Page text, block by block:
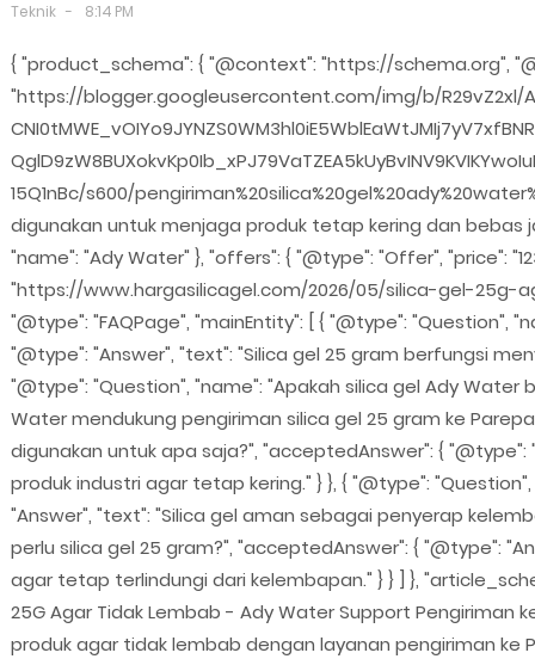
Teknik 8:14 PM
{ "product_schema": { "@context": "https://schema.org",
"https://blogger.googleusercontent.com/img/b/R29vZ2xl/
15Q1nBc/s600/
digunakan untuk menjaga produk tetap kering dan bebas
"name": "Ady Water" }, "offers": { "@type": "Offer", "price":
"https://www.hargasilicagel.com/2026/05/silica-gel-25g-
"@type": "FAQPage", "mainEntity": [ { "@type":
"@type": "Answer", "text": "Silica gel 25 gram berfungsi
"@type": "Question", "name": "Apakah silica gel Ady Water
Water mendukung pengiriman silica gel 25 gram ke
digunakan untuk apa saja?", "acceptedAnswer": {
produk industri agar tetap kering." } }, { "@type":
"Answer", "text": "Silica gel aman sebagai penyerap
perlu silica gel 25 gram?", "acceptedAnswer": { "@type":
agar tetap terlindungi dari kelembapan." } } ] },
25G Agar Tidak Lembab - Ady Water Support Pengiriman
produk agar tidak lembab dengan layanan pengiriman ke